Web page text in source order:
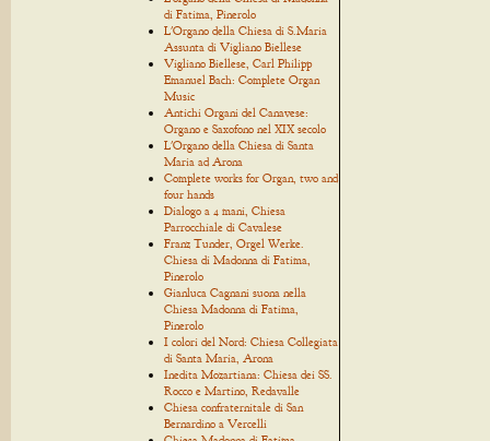
di Fatima, Pinerolo
L'Organo della Chiesa di S.Maria
Assunta di Vigliano Biellese
Vigliano Biellese, Carl Philipp
Emanuel Bach: Complete Organ
Music
Antichi Organi del Canavese:
Organo e Saxofono nel XIX secolo
L'Organo della Chiesa di Santa
Maria ad Arona
Complete works for Organ, two and
four hands
Dialogo a 4 mani, Chiesa
Parrocchiale di Cavalese
Franz Tunder, Orgel Werke.
Chiesa di Madonna di Fatima,
Pinerolo
Gianluca Cagnani suona nella
Chiesa Madonna di Fatima,
Pinerolo
I colori del Nord: Chiesa Collegiata
di Santa Maria, Arona
Inedita Mozartiana: Chiesa dei SS.
Rocco e Martino, Redavalle
Chiesa confraternitale di San
Bernardino a Vercelli